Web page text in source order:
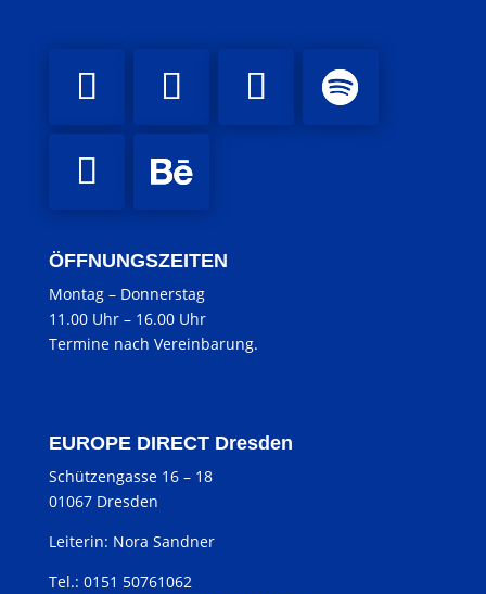
ÖFFNUNGSZEITEN
Montag –Donnerstag
11.00 Uhr –16.00 Uhr
Termine nach Vereinbarung.
EUROPE DIRECT Dresden
Schützengasse 16 – 18
01067 Dresden
Leiterin: Nora Sandner
Tel.: 0151 50761062